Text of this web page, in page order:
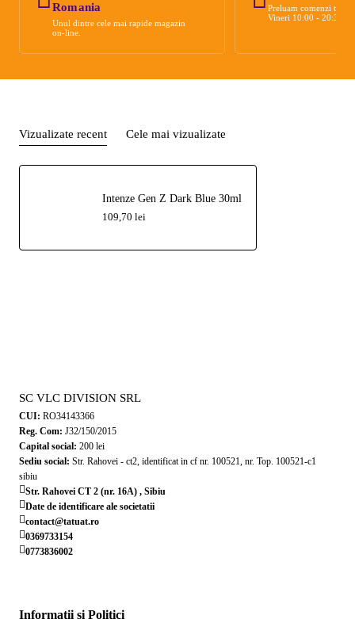
Romania
Unul dintre cele mai rapide magazin
on-line.
Preluam comenzi
Vineri 10:00 - 20:30
Vizualizate recent Cele mai vizualizate
Intenze Gen Z Dark Blue 30ml
109,70 lei
SC VLC DIVISION SRL
CUI: RO34143366
Reg. Com: J32/150/2015
Capital social: 200 lei
Sediu social: Str. Rahovei - ct2, identificat in cf nr. 100521, nr. Top. 100521-c1
sibiu
Str. Rahovei CT 2 (nr. 16A) , Sibiu
Date de identificare ale societatii
contact@tatuat.ro
0369733154
0773836002
Informatii si Politici